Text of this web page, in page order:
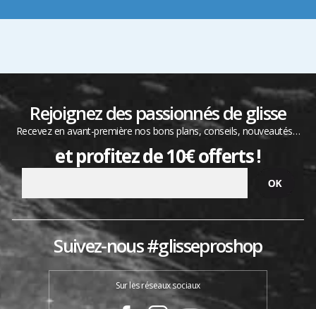
Rejoignez des passionnés de glisse
Recevez en avant-première nos bons plans, conseils, nouveautés…
et profitez de 10€ offerts !
Suivez-nous #glisseproshop
Sur les réseaux sociaux